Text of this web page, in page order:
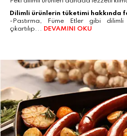
Dilimli ürünlerin tüketimi hakkında
-Pastırma, Füme Etler gibi dilimli
çıkartılıp... DEVAMINI OKU